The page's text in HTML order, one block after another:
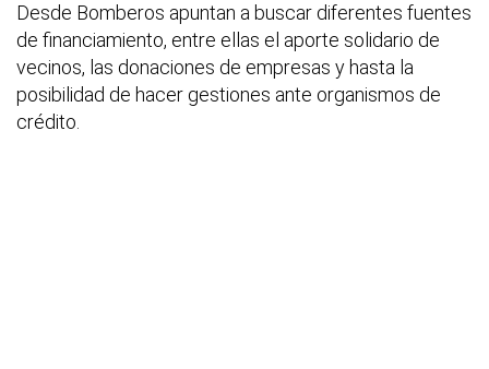
Desde Bomberos apuntan a buscar diferentes fuentes
de financiamiento, entre ellas el aporte solidario de
vecinos, las donaciones de empresas y hasta la
posibilidad de hacer gestiones ante organismos de
crédito.